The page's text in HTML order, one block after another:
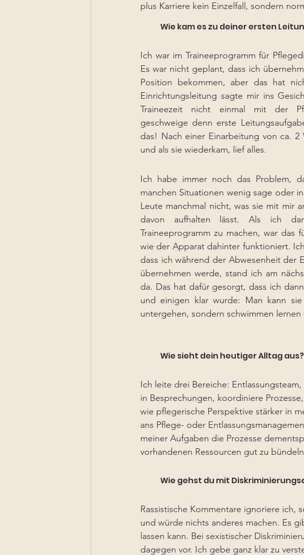
plus Karriere kein Einzelfall, sondern
Wie kam es zu deiner ersten
Ich war im Traineeprogramm für
Es war nicht geplant, dass ich
Position bekommen, aber das hat
Einrichtungsleitung sagte mir ins
Traineezeit nicht einmal mit der
geschweige denn erste
das! Nach einer Einarbeitung von ca.
und als sie wiederkam, lief alles.
Ich habe immer noch das Problem,
manchen Situationen wenig sage oder
Leute manchmal nicht, was sie mit mir
davon aufhalten lässt. Als ich
Traineeprogramm zu machen, war das
wie der Apparat dahinter funktioniert.
dass ich während der Abwesenheit der
übernehmen werde, stand ich am
da. Das hat dafür gesorgt, dass ich
und einigen klar wurde: Man kann
untergehen, sondern schwimmen lernen
	Wie sieht dein heutiger Alltag aus?
Ich leite drei Bereiche: Entlassungsteam,
in Besprechungen, koordiniere
wie pflegerische Perspektive stärker in
ans Pflege- oder
meiner Aufgaben die Prozesse
vorhandenen Ressourcen gut zu
Wie gehst du mit
Rassistische Kommentare ignoriere ich,
und würde nichts anderes machen. Es
lassen kann. Bei sexistischer
dagegen vor. Ich gebe ganz klar zu